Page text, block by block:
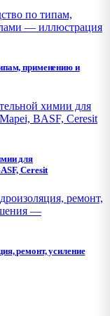
применению и
для
Ceresit
ремонт, усиление